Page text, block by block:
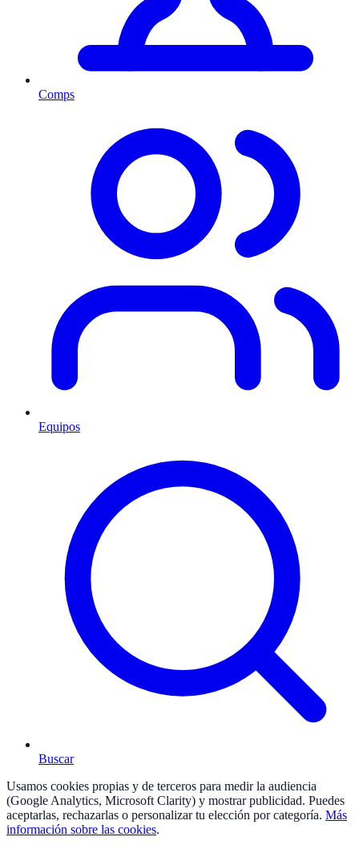
Comps
Equipos
Buscar
Usamos cookies propias y de terceros para medir la audiencia
(Google Analytics, Microsoft Clarity) y mostrar publicidad. Puedes
aceptarlas, rechazarlas o personalizar tu elección por categoría. Más
información sobre las cookies.